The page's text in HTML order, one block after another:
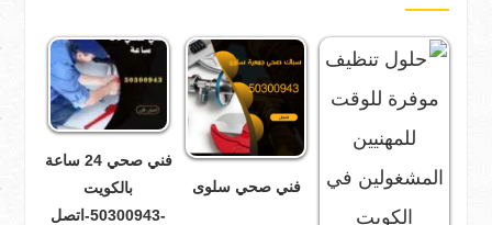
فني صحي سلوى
فني صحي 24 ساعة
بالكويت
-50300943-اتصل